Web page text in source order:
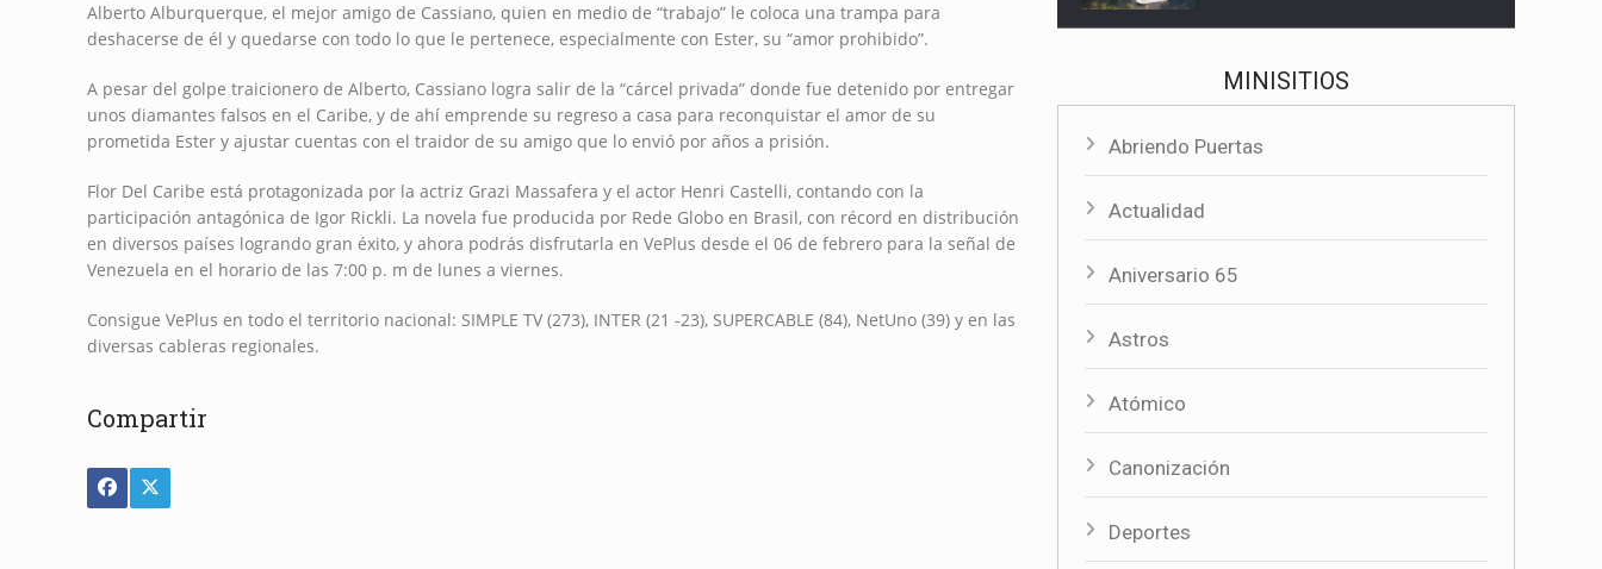
Alberto Alburquerque, el mejor amigo de Cassiano, quien en medio de “trabajo” le coloca una trampa para
deshacerse de él y quedarse con todo lo que le pertenece, especialmente con Ester, su “amor prohibido”.
A pesar del golpe traicionero de Alberto, Cassiano logra salir de la “cárcel privada” donde fue detenido por entregar
unos diamantes falsos en el Caribe, y de ahí emprende su regreso a casa para reconquistar el amor de su
prometida Ester y ajustar cuentas con el traidor de su amigo que lo envió por años a prisión.
Flor Del Caribe está protagonizada por la actriz Grazi Massafera y el actor Henri Castelli, contando con la
participación antagónica de Igor Rickli. La novela fue producida por Rede Globo en Brasil, con récord en distribución
en diversos países logrando gran éxito, y ahora podrás disfrutarla en VePlus desde el 06 de febrero para la señal de
Venezuela en el horario de las 7:00 p. m de lunes a viernes.
Consigue VePlus en todo el territorio nacional: SIMPLE TV (273), INTER (21 -23), SUPERCABLE (84), NetUno (39) y en las
diversas cableras regionales.
Compartir
MINISITIOS
Abriendo Puertas
Actualidad
Aniversario 65
Astros
Atómico
Canonización
Deportes